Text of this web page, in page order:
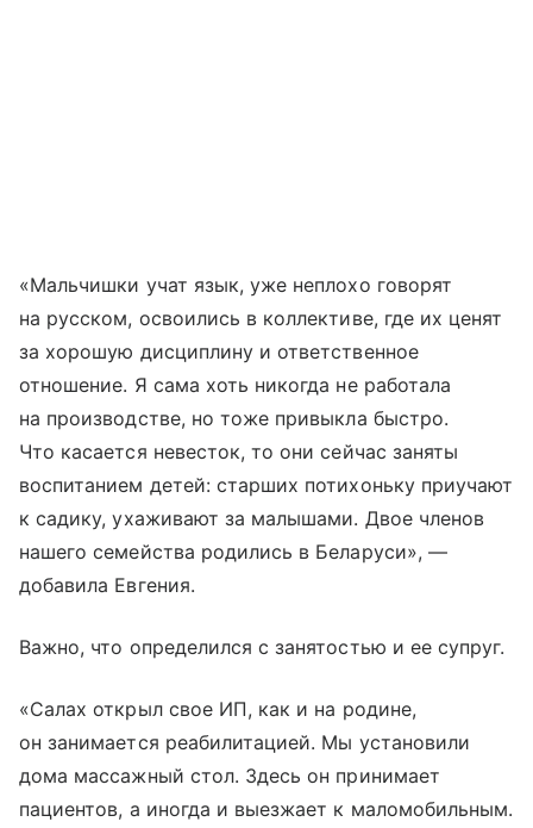
«Мальчишки учат язык, уже неплохо говорят
на русском, освоились в коллективе, где их ценят
за хорошую дисциплину и ответственное
отношение. Я сама хоть никогда не работала
на производстве, но тоже привыкла быстро.
Что касается невесток, то они сейчас заняты
воспитанием детей: старших потихоньку приучают
к садику, ухаживают за малышами. Двое членов
нашего семейства родились в Беларуси», —
добавила Евгения.
Важно, что определился с занятостью и ее супруг.
«Салах открыл свое ИП, как и на родине,
он занимается реабилитацией. Мы установили
дома массажный стол. Здесь он принимает
пациентов, а иногда и выезжает к маломобильным.